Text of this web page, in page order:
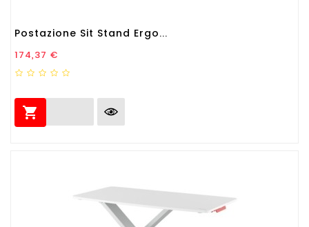
Postazione Sit Stand Ergo...
Prezzo
174,37 €
